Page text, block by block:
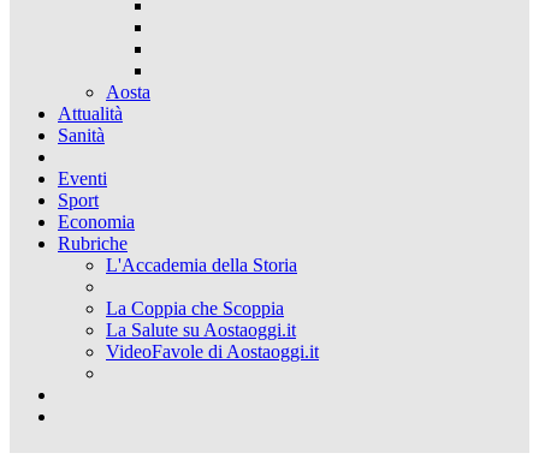
Aosta
Attualità
Sanità
Eventi
Sport
Economia
Rubriche
L'Accademia della Storia
La Coppia che Scoppia
La Salute su Aostaoggi.it
VideoFavole di Aostaoggi.it